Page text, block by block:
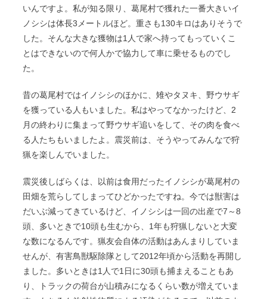
いんですよ。私が知る限り、葛尾村で獲れた一番大きいイ
ノシシは体長3メートルほど。重さも130キロはありそうで
した。そんな大きな獲物は1人で家へ持ってもっていくこ
とはできないので何人かで協力して車に乗せるものでし
た。
昔の葛尾村ではイノシシのほかに、雉やタヌキ、野ウサギ
を獲っている人もいました。私はやってなかったけど、2
月の終わりに集まって野ウサギ追いをして、その肉を食べ
る人たちもいましたよ。震災前は、そうやってみんなで狩
猟を楽しんでいました。
震災後しばらくは、以前は食用だったイノシシが葛尾村の
田畑を荒らしてしまってひどかったですね。今では獣害は
だいぶ減ってきているけど、イノシシは一回の出産で7～8
頭、多いときで10頭も生むから、1年も狩猟しないと大変
な数になるんです。猟友会自体の活動はあんまりしていま
せんが、有害鳥獣駆除隊として2012年頃から活動を再開し
ました。多いときは1人で1日に30頭も捕まえることもあ
り、トラックの荷台が山積みになるくらい数が増えていま